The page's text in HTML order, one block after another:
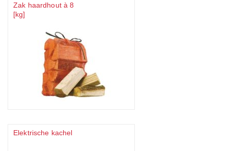
Zak haardhout à 8
[kg]
Elektrische kachel